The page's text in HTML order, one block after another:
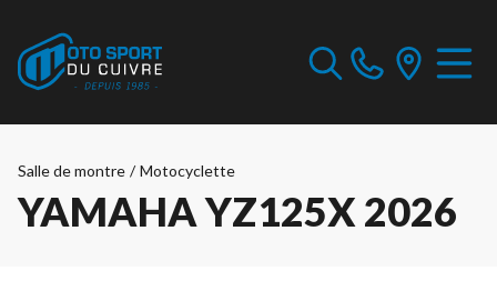
Salle de montre / Motocyclette
YAMAHA YZ125X 2026